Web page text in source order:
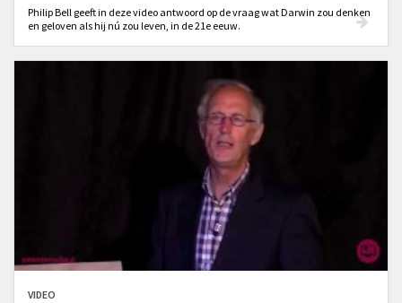
Philip Bell geeft in deze video antwoord op de vraag wat Darwin zou denken
en geloven als hij nú zou leven, in de 21e eeuw.
VIDEO